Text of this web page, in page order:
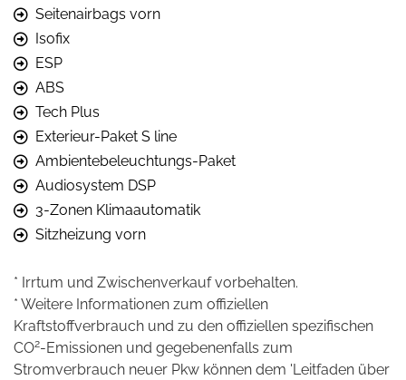
Seitenairbags vorn
Isofix
ESP
ABS
Tech Plus
Exterieur-Paket S line
Ambientebeleuchtungs-Paket
Audiosystem DSP
3-Zonen Klimaautomatik
Sitzheizung vorn
* Irrtum und Zwischenverkauf vorbehalten.
* Weitere Informationen zum offiziellen
Kraftstoffverbrauch und zu den offiziellen spezifischen
CO2-Emissionen und gegebenenfalls zum
Stromverbrauch neuer Pkw können dem 'Leitfaden über